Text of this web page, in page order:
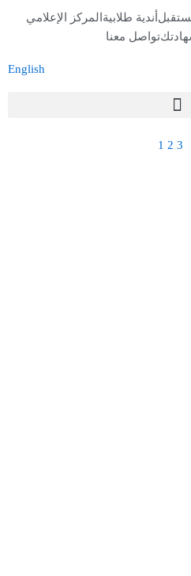
أندية طلابيةالمركز الإعلامي
تواصل معنا
English